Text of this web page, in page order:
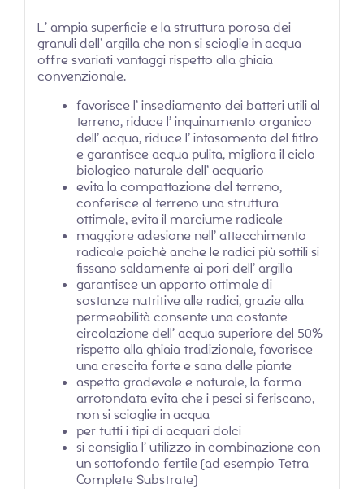
L’ ampia superficie e la struttura porosa dei
granuli dell’ argilla che non si scioglie in acqua
offre svariati vantaggi rispetto alla ghiaia
convenzionale.
favorisce l’ insediamento dei batteri utili al
terreno, riduce l’ inquinamento organico
dell’ acqua, riduce l’ intasamento del fitlro
e garantisce acqua pulita, migliora il ciclo
biologico naturale dell’ acquario
evita la compattazione del terreno,
conferisce al terreno una struttura
ottimale, evita il marciume radicale
maggiore adesione nell’ attecchimento
radicale poichè anche le radici più sottili si
fissano saldamente ai pori dell’ argilla
garantisce un apporto ottimale di
sostanze nutritive alle radici, grazie alla
permeabilità consente una costante
circolazione dell’ acqua superiore del 50%
rispetto alla ghiaia tradizionale, favorisce
una crescita forte e sana delle piante
aspetto gradevole e naturale, la forma
arrotondata evita che i pesci si feriscano,
non si scioglie in acqua
per tutti i tipi di acquari dolci
si consiglia l’ utilizzo in combinazione con
un sottofondo fertile (ad esempio Tetra
Complete Substrate)